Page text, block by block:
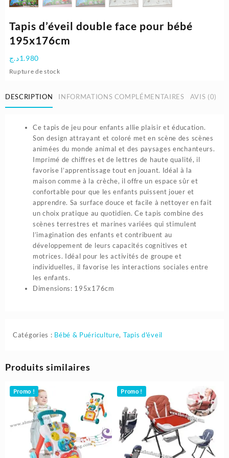
Tapis d’éveil double face pour bébé
195x176cm
1.980د.ج
Rupture de stock
DESCRIPTION INFORMATIONS COMPLÉMENTAIRES AVIS (0)
Ce tapis de jeu pour enfants allie plaisir et éducation.
Son design attrayant et coloré met en scène des scènes
animées du monde animal et des paysages enchanteurs.
Imprimé de chiffres et de lettres de haute qualité, il
favorise l’apprentissage tout en jouant. Idéal à la
maison comme à la crèche, il offre un espace sûr et
confortable pour que les enfants puissent jouer et
apprendre. Sa surface douce et facile à nettoyer en fait
un choix pratique au quotidien. Ce tapis combine des
scènes terrestres et marines variées qui stimulent
l’imagination des enfants et contribuent au
développement de leurs capacités cognitives et
motrices. Idéal pour les activités de groupe et
individuelles, il favorise les interactions sociales entre
les enfants.
Dimensions: 195x176cm
Catégories : Bébé & Puériculture, Tapis d'éveil
Produits similaires
Promo ! Promo !